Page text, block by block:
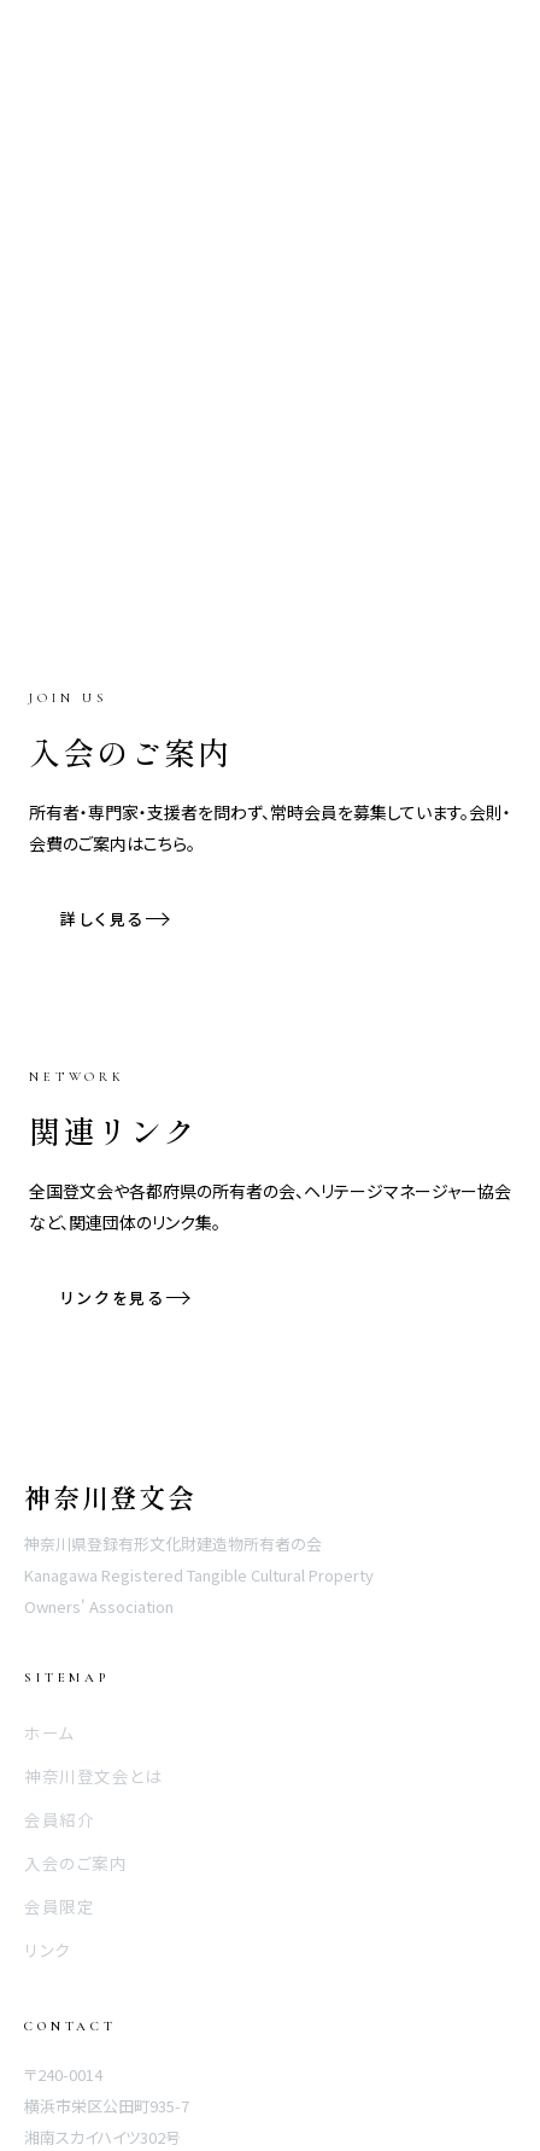
JOIN US
入会のご案内
所有者・専門家・支援者を問わず、常時会員を募集しています。会則・
会費のご案内はこちら。
詳しく見る
NETWORK
関連リンク
全国登文会や各都府県の所有者の会、ヘリテージマネージャー協会
など、関連団体のリンク集。
リンクを見る
神奈川登文会
神奈川県登録有形文化財建造物所有者の会
Kanagawa Registered Tangible Cultural Property
Owners' Association
SITEMAP
ホーム
神奈川登文会とは
会員紹介
入会のご案内
会員限定
リンク
CONTACT
〒240-0014
横浜市栄区公田町935-7
湘南スカイハイツ302号